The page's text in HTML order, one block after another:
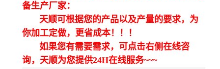
备生产厂家：
天顺可根据您的产品以及产量的要求，为
你加工定做，更省成本！！！
如果您有需要需求，可点击右侧在线咨
询，天顺为您提供24H在线服务~~~